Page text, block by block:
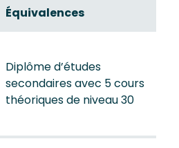
Équivalences
Diplôme d’études
secondaires avec 5 cours
théoriques de niveau 30